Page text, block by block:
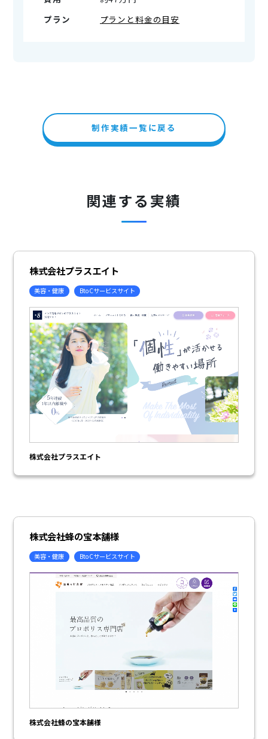
プラン
プランと料金の目安
制作実績一覧に戻る
関連する実績
株式会社プラスエイト
美容・健康 BtoCサービスサイト
株式会社プラスエイト
株式会社蜂の宝本舗様
美容・健康 BtoCサービスサイト
株式会社蜂の宝本舗様